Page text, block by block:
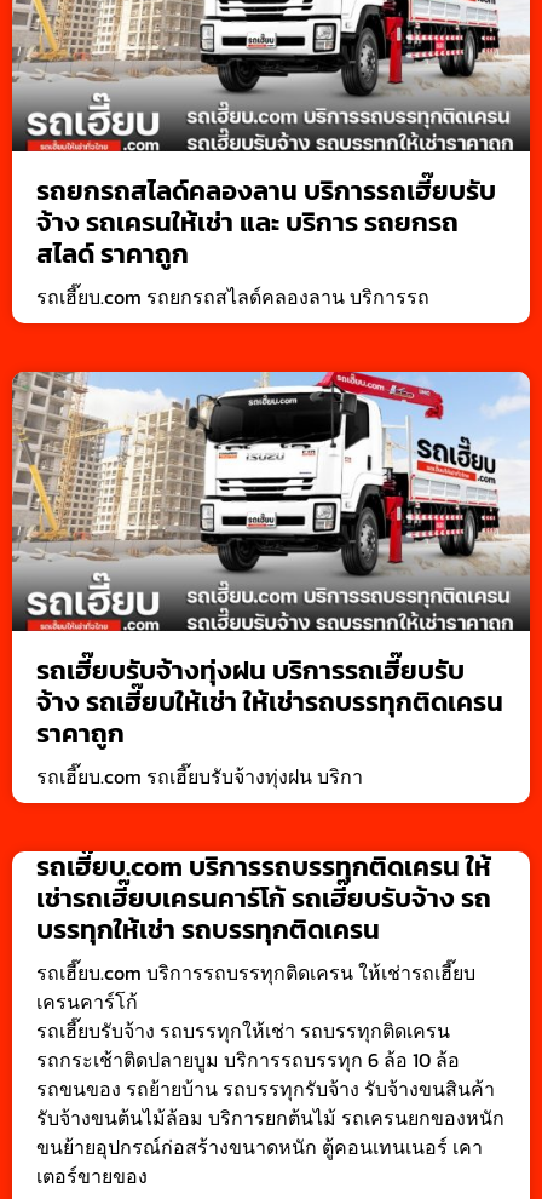
รถยกรถสไลด์คลองลาน บริการรถเฮี๊ยบรับ
จ้าง รถเครนให้เช่า และ บริการ รถยกรถ
สไลด์ ราคาถูก
รถเฮี๊ยบ.com รถยกรถสไลด์คลองลาน บริการรถ
รถเฮี๊ยบรับจ้างทุ่งฝน บริการรถเฮี๊ยบรับ
จ้าง รถเฮี๊ยบให้เช่า ให้เช่ารถบรรทุกติดเครน
ราคาถูก
รถเฮี๊ยบ.com รถเฮี๊ยบรับจ้างทุ่งฝน บริกา
รถเฮี๊ยบ.com บริการรถบรรทุกติดเครน ให้
เช่ารถเฮี๊ยบเครนคาร์โก้ รถเฮี๊ยบรับจ้าง รถ
บรรทุกให้เช่า รถบรรทุกติดเครน
รถเฮี๊ยบ.com บริการรถบรรทุกติดเครน ให้เช่ารถเฮี๊ยบ
เครนคาร์โก้
รถเฮี๊ยบรับจ้าง รถบรรทุกให้เช่า รถบรรทุกติดเครน
รถกระเช้าติดปลายบูม บริการรถบรรทุก 6 ล้อ 10 ล้อ
รถขนของ รถย้ายบ้าน รถบรรทุกรับจ้าง รับจ้างขนสินค้า
รับจ้างขนต้นไม้ล้อม บริการยกต้นไม้ รถเครนยกของหนัก
ขนย้ายอุปกรณ์ก่อสร้างขนาดหนัก ตู้คอนเทนเนอร์ เคา
เตอร์ขายของ